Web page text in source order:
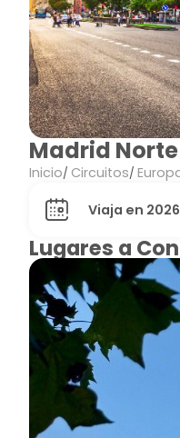
Madrid
Inicio Circuitos
Viaja en 2026
Lugares a